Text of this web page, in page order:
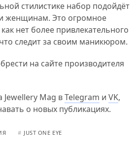
стилистике набор подойдёт
женщинам. Это огромное
нет более привлекательного
следит за своим маникюром.
на сайте производителя
Jewellery Mag вTelegram и VK,
о новых публикациях.
# JUST ONE EYE